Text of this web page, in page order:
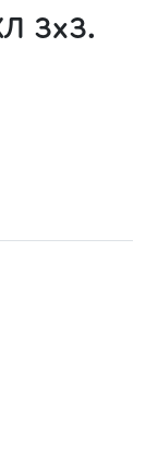
ЗхЗ.